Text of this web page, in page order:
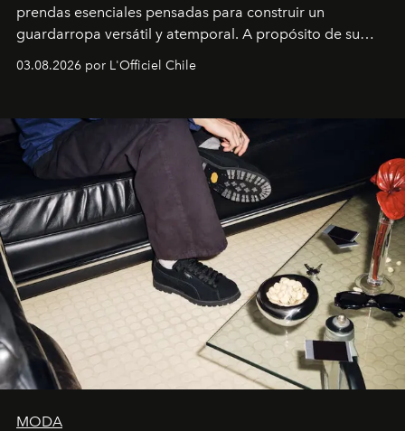
prendas esenciales pensadas para construir un
guardarropa versátil y atemporal. A propósito de su
lanzamiento, los fundadores de la firma neoyorquina y
la asesora creativa y jefa de diseño global de la marca
y la filosofía detrás de la propuesta.
03.08.2026 por L'Officiel Chile
MODA